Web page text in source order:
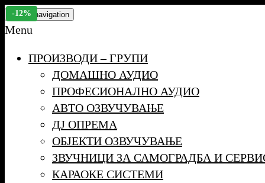
Skip
to
content
Toggle navigation
Menu
ПРОИЗВОДИ – ГРУПИ
ДОМАШНО АУДИО
ПРОФЕСИОНАЛНО АУДИО
АВТО ОЗВУЧУВАЊЕ
ДЈ ОПРЕМА
ОБЈЕКТИ ОЗВУЧУВАЊЕ
ЗВУЧНИЦИ ЗА САМОГРАДБА И
КАРАОКЕ СИСТЕМИ
-12%